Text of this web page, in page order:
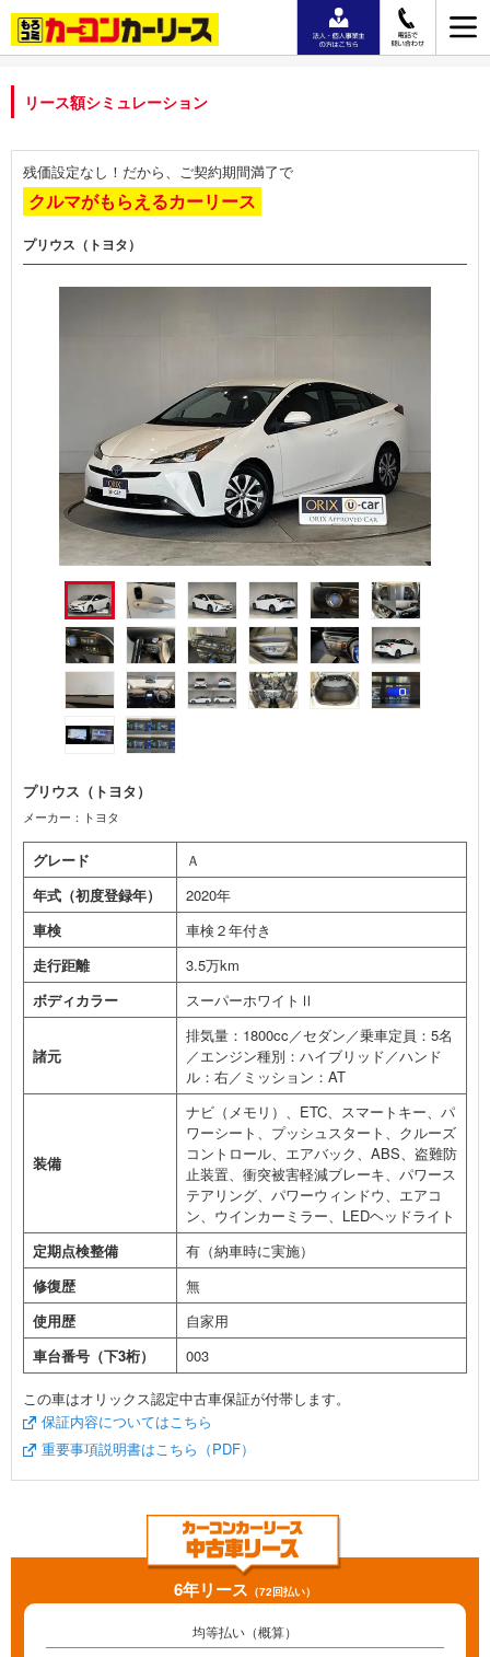
リース額シミュレーション
残価設定なし！だから、ご契約期間満了で
クルマがもらえるカーリース
プリウス（トヨタ）
プリウス（トヨタ）
メーカー：トヨタ
グレード
Ａ
年式（初度登録年）
2020年
車検
車検２年付き
走行距離
3.5万km
ボディカラー
スーパーホワイトⅡ
諸元
排気量：1800cc／セダン／乗車定員：5名
／エンジン種別：ハイブリッド／ハンド
ル：右／ミッション：AT
装備
ナビ（メモリ）、ETC、スマートキー、パ
ワーシート、プッシュスタート、クルーズ
コントロール、エアバック、ABS、盗難防
止装置、衝突被害軽減ブレーキ、パワース
テアリング、パワーウィンドウ、エアコ
ン、ウインカーミラー、LEDヘッドライト
定期点検整備
有（納車時に実施）
修復歴
無
使用歴
自家用
車台番号（下3桁）
003
この車はオリックス認定中古車保証が付帯します。
保証内容についてはこちら
重要事項説明書はこちら（PDF）
6年リース （72回払い）
均等払い（概算）